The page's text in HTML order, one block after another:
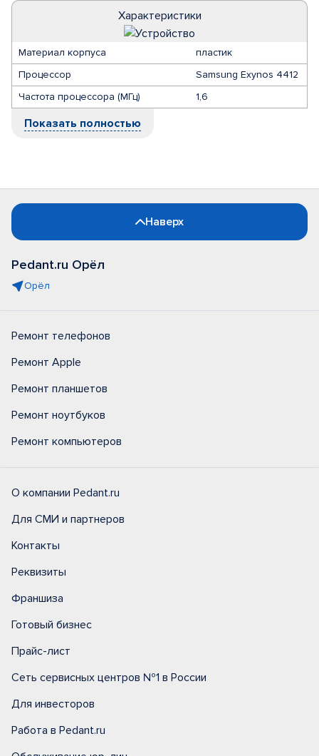
Характеристики
Материал корпуса
пластик
Процессор
Samsung Exynos 4412
Частота процессора (МГц)
1,6
Показать полностью
Наверх
Pedant.ru Орёл
Орёл
Ремонт телефонов
Ремонт Apple
Ремонт планшетов
Ремонт ноутбуков
Ремонт компьютеров
О компании Pedant.ru
Для СМИ и партнеров
Контакты
Реквизиты
Франшиза
Готовый бизнес
Прайс-лист
Сеть сервисных центров №1 в России
Для инвесторов
Работа в Pedant.ru